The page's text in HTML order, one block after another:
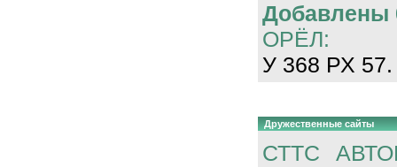
Добавлены
ОРЁЛ:
У 368 РХ 57.
Дружественные сайты
СТТС